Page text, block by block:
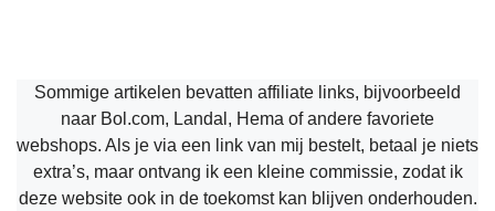
Sommige artikelen bevatten affiliate links, bijvoorbeeld
naar Bol.com, Landal, Hema of andere favoriete
webshops. Als je via een link van mij bestelt, betaal je niets
extra’s, maar ontvang ik een kleine commissie, zodat ik
deze website ook in de toekomst kan blijven onderhouden.